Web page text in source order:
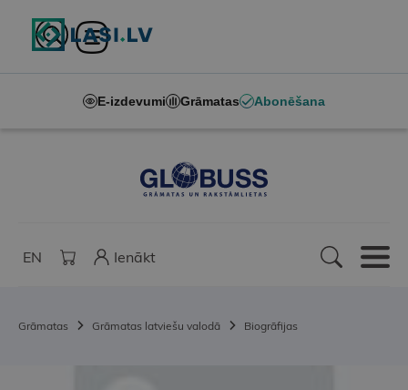
E-izdevumi Grāmatas Abonēšana
EN Ienākt
Grāmatas Grāmatas latviešu valodā Biogrāfijas